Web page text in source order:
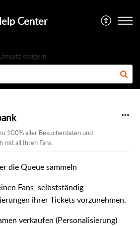
Center
steigern
100% aller Besucherdaten und
mit all Ihren Fans.
die Queue sammeln
Fans, selbstständig
ihrer Tickets vorzunehmen.
verkaufen (Personalisierung)